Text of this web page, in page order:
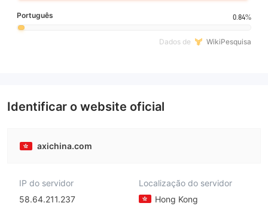
Português 0.84%
Dados de WikiPesquisa
Identificar o website oficial
axichina.com
IP do servidor
58.64.211.237
Localização do servidor
Hong Kong